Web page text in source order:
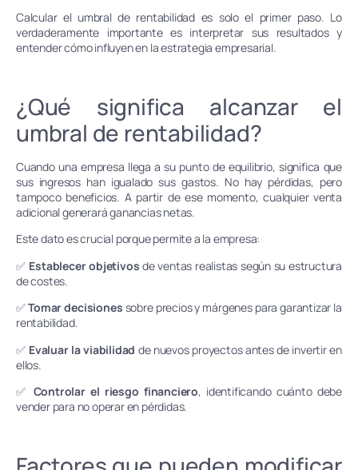
Calcular el umbral de rentabilidad es solo el primer paso. Lo
verdaderamente importante es interpretar sus resultados y
entender cómo influyen en la estrategia empresarial.
¿Qué significa alcanzar el
umbral de rentabilidad?
Cuando una empresa llega a su punto de equilibrio, significa que
sus ingresos han igualado sus gastos. No hay pérdidas, pero
tampoco beneficios. A partir de ese momento, cualquier venta
adicional generará ganancias netas.
Este dato es crucial porque permite a la empresa:
✅ Establecer objetivos de ventas realistas según su estructura
de costes.
✅Tomar decisiones sobre precios y márgenes para garantizar la
rentabilidad.
✅ Evaluar la viabilidad de nuevos proyectos antes de invertir en
ellos.
✅ Controlar el riesgo financiero, identificando cuánto debe
vender para no operar en pérdidas.